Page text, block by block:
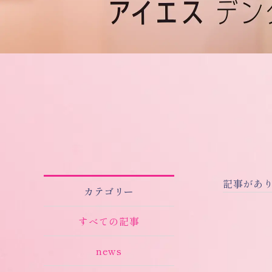
カテゴリー
すべての記事
news
記事があ